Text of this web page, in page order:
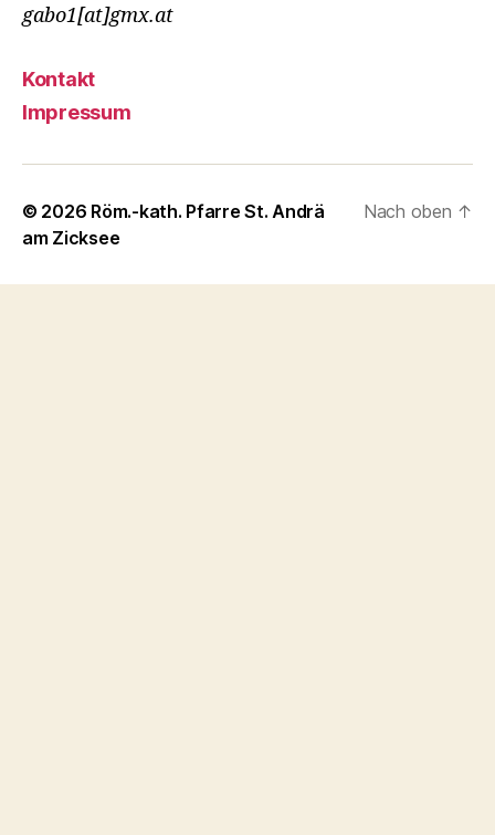
gabo1[at]gmx.at
Kontakt
Impressum
© 2026 Röm.-kath. Pfarre St. Andrä
am Zicksee
Nach oben ↑